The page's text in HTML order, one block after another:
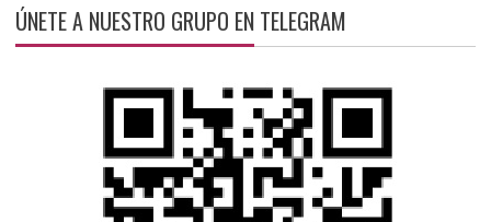
ÚNETE A NUESTRO GRUPO EN TELEGRAM